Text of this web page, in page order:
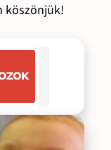
köszönjük!